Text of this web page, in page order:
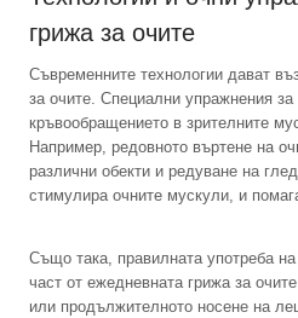
грижа за очите
Съвременните технологии дават
за очите. Специални упражнения
кръвообращението в зрителните
Например, редовното въртене на
различни обекти и редуване на
стимулира очните мускули, и
Също така, правилната употреба
част от ежедневната грижа за
или продължителното носене на